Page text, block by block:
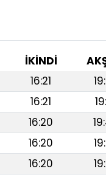
İKINDI
16:21
16:21
16:20
16:20
16:20